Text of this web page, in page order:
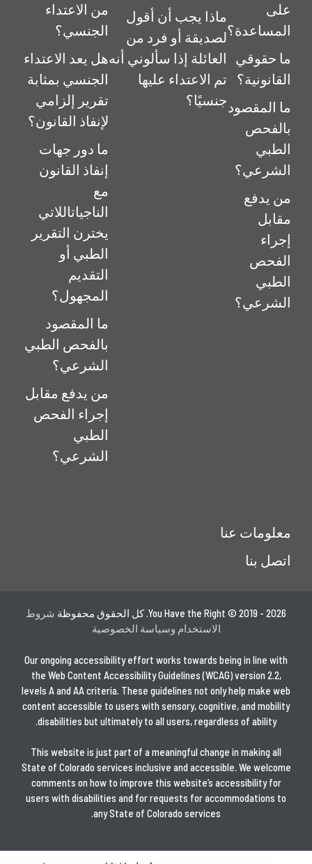
على
المساعدة؟
ما حقوقي
القانونية؟
ما المقصود
بالفحص
الطبي
الشرعي؟
من يدفع
مقابل
إجراء
الفحص
الطبي
الشرعي؟
ماذا يجب أن أقول
لصديقة أو فرد من
العائلة إذا سألوني أنه
تم الاعتداء عليها
جنسيًا؟
من الاعتداء
الجنسي؟
هل يعد الاعتداء
الجنسي بمثابة
تقرير إلزامي
لإنفاذ القانون؟
ما دور جهات
إنفاذ القانون
مع
الناجياتاللاتي
يخترن التقرير
الطبي أو
التقديم
المجهول؟
ما المقصود
بالفحص الطبي
الشرعي؟
من يدفع مقابل
إجراء الفحص
الطبي
الشرعي؟
معلومات عنا
اتصل بنا
You Have the Right © 2019 - 2026. كل الحقوق محفوظة
شروط
الاستخدام وسياسة الخصوصية
Our ongoing accessibility effort works towards being in line with
the Web Content Accessibility Guidelines (WCAG) version 2.2,
levels A and AA criteria. These guidelines not only help make web
content accessible to users with sensory, cognitive, and mobility
disabilities but ultimately to all users, regardless of ability.
This website is just part of a meaningful change in making all
State of Colorado services inclusive and accessible. We welcome
comments on how to improve this website’s accessibility for
users with disabilities and for requests for accommodations to
any State of Colorado services.